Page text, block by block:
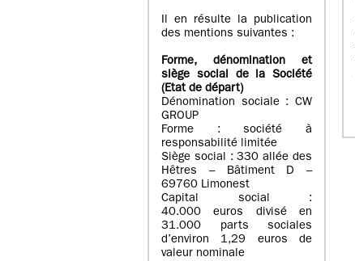
Il en résulte la publication
des mentions suivantes :
Forme, dénomination et
siège social de la Société
(Etatde départ)
Dénomination sociale : CW
GROUP
Forme : société à
responsabilité limitée
Siège social : 330 allée des
Hêtres – Bâtiment D –
69760 Limonest
Capital social :
40.000 euros divisé en
31.000 parts sociales
d’environ 1,29 euros de
valeur nominale